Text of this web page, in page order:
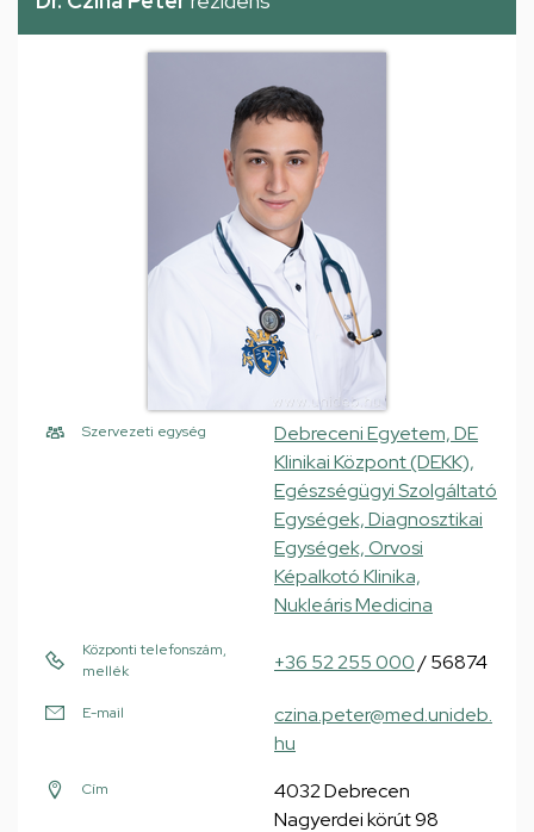
Szervezeti egység
Debreceni Egyetem, DE
Klinikai Központ (DEKK),
Egészségügyi Szolgáltató
Egységek, Diagnosztikai
Egységek, Orvosi
Képalkotó Klinika,
Nukleáris Medicina
Központi telefonszám,
mellék
+36 52 255 000/ 56874
E-mail
czina.peter@med.unideb.
hu
Cím
4032 Debrecen
Nagyerdei körút 98